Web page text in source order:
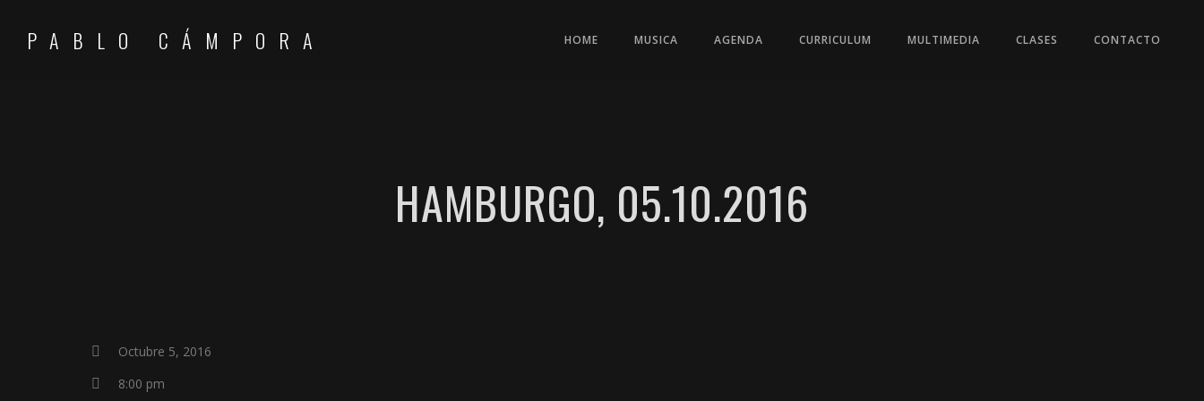
PABLO CÁMPORA HOME MUSICA AGENDA CURRICULUM MULTIMEDIA CLASES CONTACTO
HAMBURGO, 05.10.2016
Octubre 5, 2016
8:00 pm